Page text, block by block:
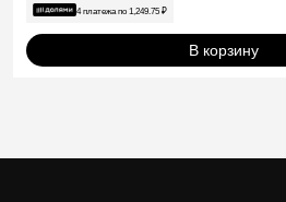
4 платежа по 1,249.75 ₽
В корзину